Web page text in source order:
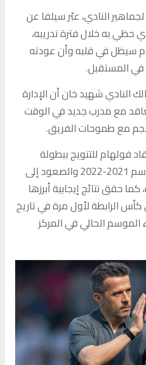
النادي، عبّر سيلفا عن
حظي به خلال فترة تدريبه،
سيظل في قلبه وأن عودته
في المستقبل.
النادي شهيد خان أن الإدارة
مع مدرب جديد في الوقت
مع طموحات الفريق.
فولهام للتتويج ببطولة
الدرجة الثانية موسم 2021-2022 والصعود إلى
كما حقق نتائج إيجابية أبرزها
الرابطة لأول مرة في تاريخ
الموسم الحالي في المركز